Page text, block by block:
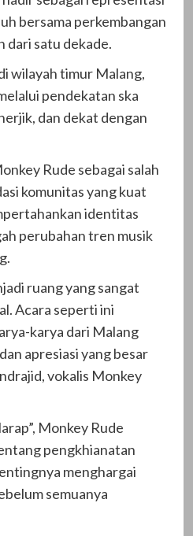
bersama perkembangan
dari satu dekade.
wilayah timur Malang,
pendekatan ska
dan dekat dengan
Rude sebagai salah
komunitas yang kuat
identitas
perubahan tren musik
ruang yang sangat
Acara seperti ini
karya dari Malang
apresiasi yang besar
vokalis Monkey
Monkey Rude
pengkhianatan
menghargai
semuanya